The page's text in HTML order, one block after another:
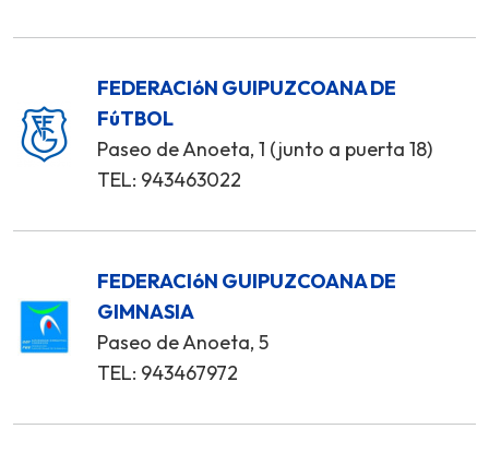
FEDERACIóN GUIPUZCOANA DE
FúTBOL
Paseo de Anoeta, 1 (junto a puerta 18)
TEL: 943463022
FEDERACIóN GUIPUZCOANA DE
GIMNASIA
Paseo de Anoeta, 5
TEL: 943467972